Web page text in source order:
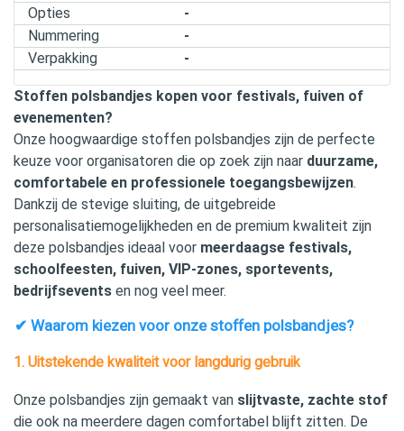
Opties
-
Nummering
-
Verpakking
-
Stoffen polsbandjes kopen voor festivals, fuiven of
evenementen?
Onze hoogwaardige stoffen polsbandjes zijn de perfecte
keuze voor organisatoren die op zoek zijn naar duurzame,
comfortabele en professionele toegangsbewijzen.
Dankzij de stevige sluiting, de uitgebreide
personalisatiemogelijkheden en de premium kwaliteit zijn
deze polsbandjes ideaal voor meerdaagse festivals,
schoolfeesten, fuiven, VIP‑zones, sportevents,
bedrijfsevents en nog veel meer.
✔ Waarom kiezen voor onze stoffen polsbandjes?
1. Uitstekende kwaliteit voor langdurig gebruik
Onze polsbandjes zijn gemaakt van slijtvaste, zachte stof
die ook na meerdere dagen comfortabel blijft zitten. De